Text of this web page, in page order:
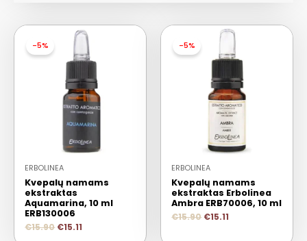
-5%
ERBOLINEA
Kvepalų namams
ekstraktas
Aquamarina, 10 ml
ERB130006
€15.90 €15.11
-5%
ERBOLINEA
Kvepalų namams
ekstraktas Erbolinea
Ambra ERB70006, 10 ml
€15.90 €15.11